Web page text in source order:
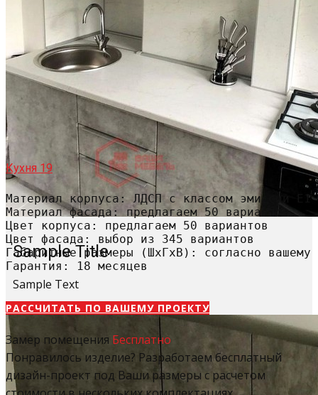
Sample Title
Sample Text
Кухня 19
Материал корпуса: ЛДСП с классом эмиссии Е1
Материал фасада: предлагаем 50 вариантов
Цвет корпуса: предлагаем 50 вариантов
Цвет фасада: выбор из 345 вариантов
Габаритные размеры (ШхГхВ): согласно вашему
Гарантия: 18 месяцев
РАССЧИТАТЬ​ ПО ВАШЕМУ ПРОЕКТУ
Замер помещения Бесплатно
Понравилось изделие? Разработаем бесплатный
дизайн-проект под Ваши размеры с расчетом